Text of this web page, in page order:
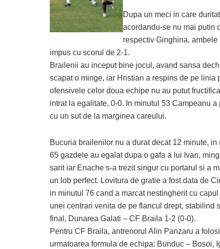
Dupa un meci in care
acordandu-se nu mai putin
respectiv Ginghina,
impus cu scorul de 2-1.
Brailenii au inceput bine jocul, avand sansa
scapat o minge, iar Hristian a respins de pe
ofensivele celor doua echipe nu au putut
intrat la egalitate, 0-0. In minutul 53 Campeanu
cu un sut de la marginea careului.
Bucuria brailenilor nu a durat decat 12 minute, in
65 gazdele au egalat dupa o gafa a lui Ivan,
sarit iar Enache s-a trezit singur cu portarul si a
un lob perfect. Lovitura de gratie a fost data de
in minutul 76 cand a marcat nestingherit cu capul
unei centrari venita de pe flancul drept, stabilind
final, Dunarea Galati – CF Braila 1-2 (0-0).
Pentru CF Braila, antrenorul Alin Panzaru a
urmatoarea formula de echipa: Bunduc – Bosoi,